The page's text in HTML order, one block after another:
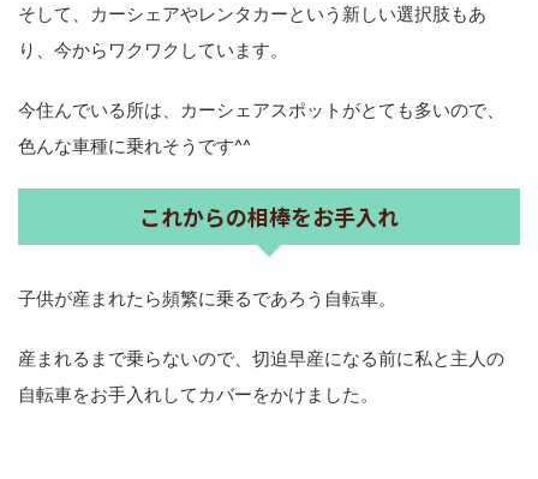
そして、カーシェアやレンタカーという新しい選択肢もあ
り、今からワクワクしています。
今住んでいる所は、カーシェアスポットがとても多いので、
色んな車種に乗れそうです^^
これからの相棒をお手入れ
子供が産まれたら頻繁に乗るであろう自転車。
産まれるまで乗らないので、切迫早産になる前に私と主人の
自転車をお手入れしてカバーをかけました。